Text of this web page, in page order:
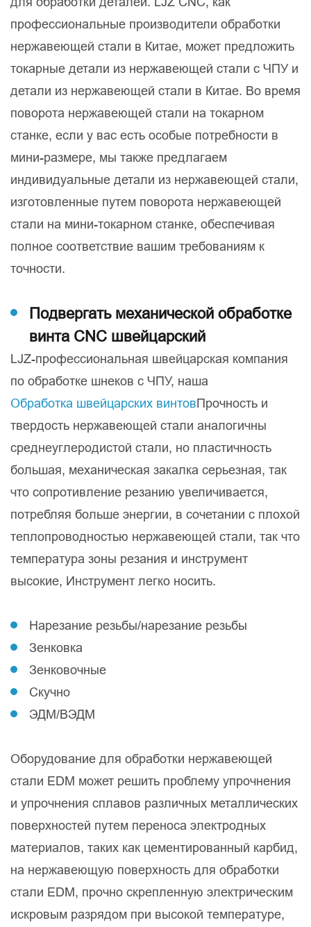
профессиональные производители обработки
нержавеющей стали в Китае, может предложить
токарные детали из нержавеющей стали с ЧПУ и
детали из нержавеющей стали в Китае. Во время
поворота нержавеющей стали на токарном
станке, если у вас есть особые потребности в
мини-размере, мы также предлагаем
индивидуальные детали из нержавеющей стали,
изготовленные путем поворота нержавеющей
стали на мини-токарном станке, обеспечивая
полное соответствие вашим требованиям к
точности.
Подвергать механической обработке
винта CNC швейцарский
LJZ-профессиональная швейцарская компания
по обработке шнеков с ЧПУ, наша
Обработка швейцарских винтовПрочность и
твердость нержавеющей стали аналогичны
среднеуглеродистой стали, но пластичность
большая, механическая закалка серьезная, так
что сопротивление резанию увеличивается,
потребляя больше энергии, в сочетании с плохой
теплопроводностью нержавеющей стали, так что
температура зоны резания и инструмент
высокие, Инструмент легко носить.
Нарезание резьбы/нарезание резьбы
Зенковка
Зенковочные
Скучно
ЭДМ/ВЭДМ
Оборудование для обработки нержавеющей
стали EDM может решить проблему упрочнения
и упрочнения сплавов различных металлических
поверхностей путем переноса электродных
материалов, таких как цементированный карбид,
на нержавеющую поверхность для обработки
стали EDM, прочно скрепленную электрическим
искровым разрядом при высокой температуре,